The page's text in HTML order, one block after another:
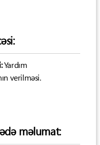
Yardım
verilməsi.
məlumat: